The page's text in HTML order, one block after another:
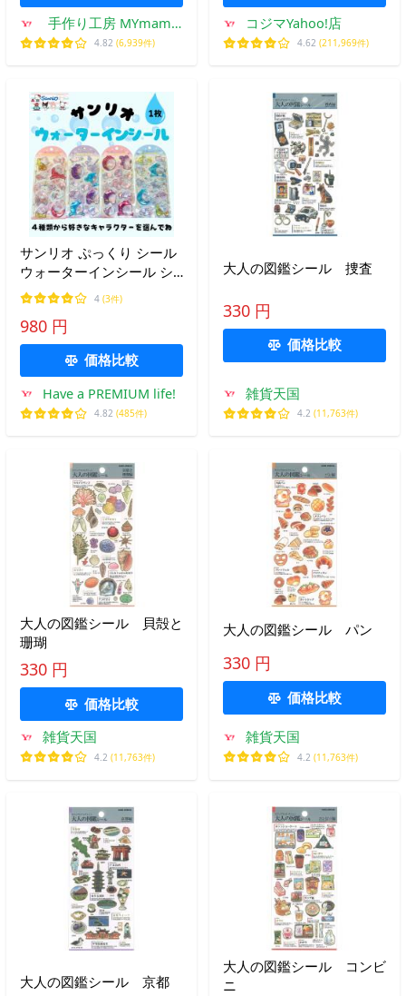
手作り工房 MYmama
ヤフー店
4.82 (6,939件)
コジマYahoo!店
4.62 (211,969件)
サンリオ ぷっくり シール
ウォーターインシール シ
ール交換 デコ クロミ マイ
メロ キティ シナモロール
かわいい 小学生 人気 キャ
ラクター
4 (3件)
980 円
価格比較
Have a PREMIUM life!
4.82 (485件)
大人の図鑑シール 捜査
330 円
価格比較
雑貨天国
4.2 (11,763件)
大人の図鑑シール 貝殻と
珊瑚
330 円
価格比較
雑貨天国
4.2 (11,763件)
大人の図鑑シール パン
330 円
価格比較
雑貨天国
4.2 (11,763件)
大人の図鑑シール 京都
大人の図鑑シール コンビ
ニ